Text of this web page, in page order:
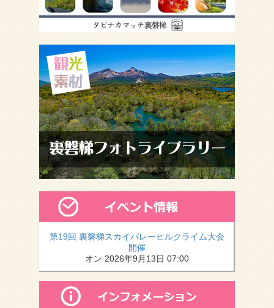
第19回 裏磐梯スカイバレーヒルクライム大会
開催
オン 2026年9月13日 07:00